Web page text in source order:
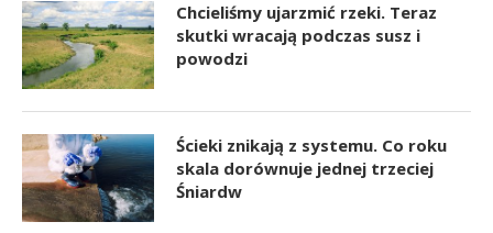
Chcieliśmy ujarzmić rzeki. Teraz
skutki wracają podczas susz i
powodzi
Ścieki znikają z systemu. Co roku
skala dorównuje jednej trzeciej
Śniardw